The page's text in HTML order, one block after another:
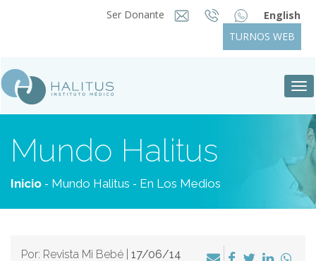
Ser Donante
English
TURNOS WEB
Mundo Halitus
Inicio - Mundo Halitus - En Los Medios
Por: Revista Mi Bebé | 17/06/14